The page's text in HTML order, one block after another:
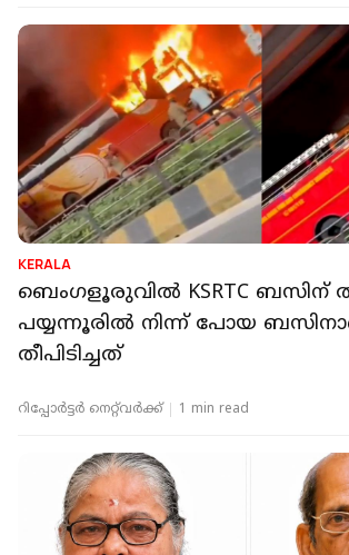
KERALA
ബെംഗളൂരുവിൽ KSRTC ബസിന്
പയ്യന്നൂരിൽ നിന്ന് പോയ
തീപിടിച്ചത്
റിപ്പോർട്ടർ നെറ്റ്‌വര്‍ക്ക്‌ 1 min read